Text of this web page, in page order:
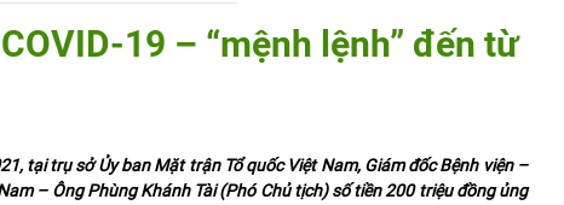
19 – “mệnh lệnh” đến từ
tại trụ sở Ủy ban Mặt trận Tổ quốc Việt Nam, Giám đốc Bệnh viện –
– Ông Phùng Khánh Tài (Phó Chủ tịch) số tiền 200 triệu đồng ủng